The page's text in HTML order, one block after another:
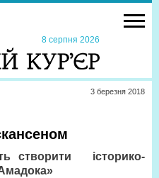
8 серпня 2026
3 березня 2018
створити
історико-